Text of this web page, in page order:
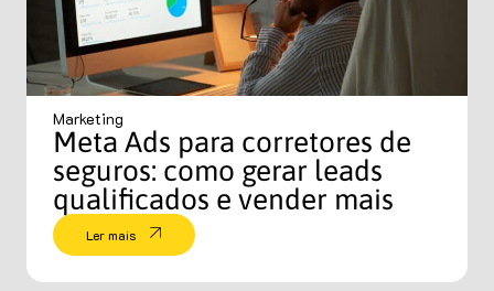
Marketing
Meta Ads para corretores de
seguros: como gerar leads
qualificados e vender mais
Ler mais